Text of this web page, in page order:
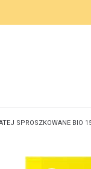
SPROSZKOWANE BIO